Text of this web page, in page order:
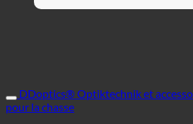
DDoptics® Optiktechnik et
pour la chasse